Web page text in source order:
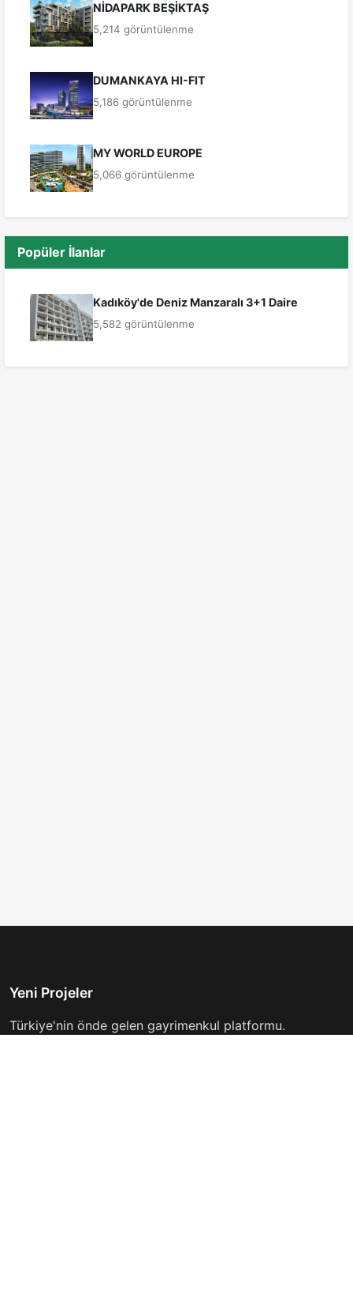
NİDAPARK BEŞİKTAŞ
5,214 görüntülenme
DUMANKAYA HI-FIT
5,186 görüntülenme
MY WORLD EUROPE
5,066 görüntülenme
Popüler İlanlar
Kadıköy'de Deniz Manzaralı 3+1 Daire
5,582 görüntülenme
Yeni Projeler
Türkiye'nin önde gelen gayrimenkul platformu.